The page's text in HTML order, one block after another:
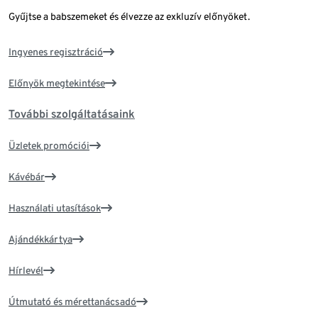
Gyűjtse a babszemeket és élvezze az exkluzív előnyöket.
Ingyenes regisztráció
Előnyök megtekintése
További szolgáltatásaink
Üzletek promóciói
Kávébár
Használati utasítások
Ajándékkártya
Hírlevél
Útmutató és mérettanácsadó